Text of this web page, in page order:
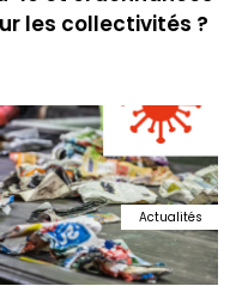
les collectivités ?
Actualités